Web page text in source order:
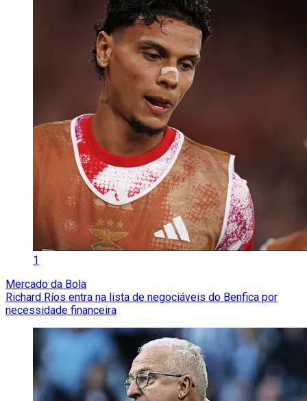
1
Mercado da Bola
Richard Ríos entra na lista de negociáveis do Benfica por
necessidade financeira